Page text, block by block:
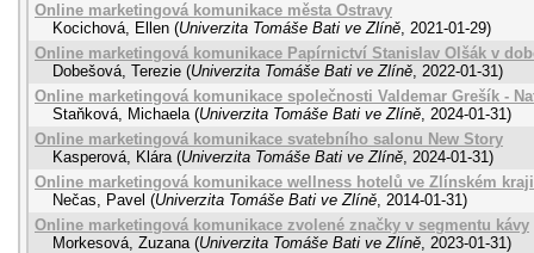
Online marketingová komunikace města Ostravy
Kocichová, Ellen (Univerzita Tomáše Bati ve Zlíně, 2021-01-29)
Online marketingová komunikace Papírnictví Stanislav Olšák v
Dobešová, Terezie (Univerzita Tomáše Bati ve Zlíně, 2022-01-31)
Online marketingová komunikace společnosti Valdemar Grešík -
Staňková, Michaela (Univerzita Tomáše Bati ve Zlíně, 2024-01-31)
Online marketingová komunikace svatebního salonu New Story
Kasperová, Klára (Univerzita Tomáše Bati ve Zlíně, 2024-01-31)
Online marketingová komunikace wellness hotelů ve Zlínském kraji
Nečas, Pavel (Univerzita Tomáše Bati ve Zlíně, 2014-01-31)
Online marketingová komunikace zvolené značky v segmentu kávy
Morkesová, Zuzana (Univerzita Tomáše Bati ve Zlíně, 2023-01-31)